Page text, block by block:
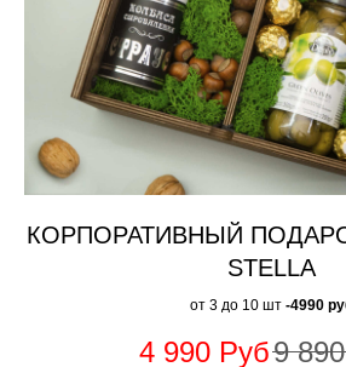
КОРПОРАТИВНЫЙ
STELLA
от 3 до 10 шт -4990
от 51 до 100 шт- 4790
4 990 Руб9 890